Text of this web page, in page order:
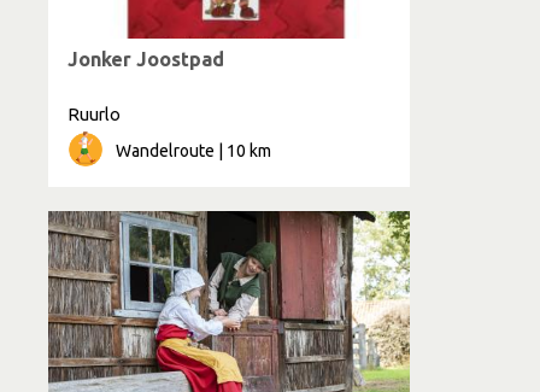
Jonker Joostpad
Ruurlo
Wandelroute | 10 km